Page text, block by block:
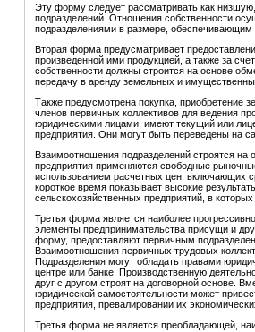
Эту форму следует рассматривать как
подразделений. Отношения собственности
подразделениями в размере,
Вторая форма предусматривает
произведенной ими продукцией, а также за
собственности должны строится на основе
передачу в аренду земельных и
Также предусмотрена покупка, приобретение
членов первичных коллективов для ведения
юридическими лицами, имеют текущий или
предприятия. Они могут быть переведены на
Взаимоотношения подразделений строятся на
предприятия применяются свободные
использованием расчетных цен, включающих
короткое время показывает высокие
сельскохозяйственных предприятий, в
Третья форма является наиболее
элементы предпринимательства присущи и
форму, предоставляют первичным
Взаимоотношения первичных трудовых
Подразделения могут обладать правами
центре или банке. Производственную
друг с другом строят на договорной основе.
юридической самостоятельности может
предприятия, превалировании их
Третья форма не является преобладающей,